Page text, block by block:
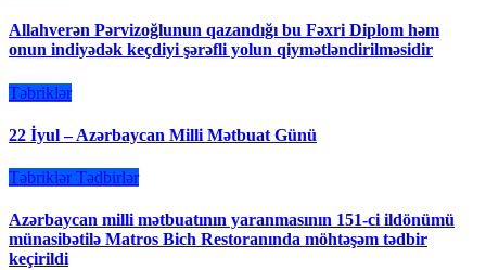
Allahverən Pərvizoğlunun qazandığı bu Fəxri Diplom həm
onun indiyədək keçdiyi şərəfli yolun qiymətləndirilməsidir
Təbriklər
22 İyul – Azərbaycan Milli Mətbuat Günü
Təbriklər Tədbirlər
Azərbaycan milli mətbuatının yaranmasının 151-ci ildönümü
münasibətilə Matros Bich Restoranında möhtəşəm tədbir
keçirildi